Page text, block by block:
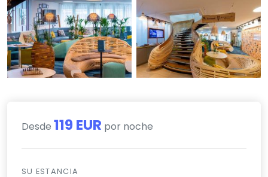
Desde 119 EUR por noche
SU ESTANCIA